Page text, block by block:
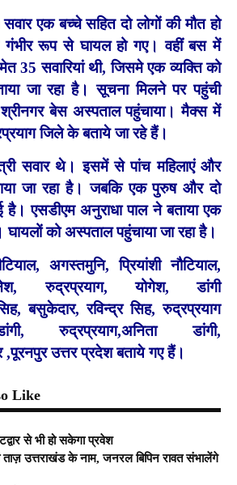
एक बच्चे सहित दो लोगों की मौत हो
रूप से घायल हो गए। वहीं बस में
35 सवारियां थी, जिसमे एक व्यक्ति को
जा रहा है। सूचना मिलने पर पहुंची
बेस अस्पताल पहुंचाया। मैक्स में
जिले के बताये जा रहे हैं।
सवार थे। इसमें से पांच महिलाएं और
जा रहा है। जबकि एक पुरुष और दो
है। एसडीएम अनुराधा पाल ने बताया एक
घायलों को अस्पताल पहुंचाया जा रहा है।
अगस्तमुनि, प्रियांशी नौटियाल,
रुद्रप्रयाग, योगेश, डांगी
बसुकेदार, रविन्द्र सिह, रुद्रप्रयाग
रुद्रप्रयाग,अनिता डांगी,
,पूरनपुर उत्तर प्रदेश बताये गए हैं।
Like
से भी हो सकेगा प्रवेश
उत्तराखंड के नाम, जनरल बिपिन रावत संभालेंगे